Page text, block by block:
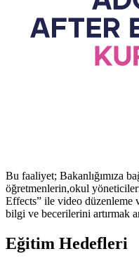
Bu faaliyet; Bakanlığımıza
öğretmenlerin,okul
Effects” ile video düzenleme
bilgi ve becerilerini artırmak
Eğitim Hedefleri